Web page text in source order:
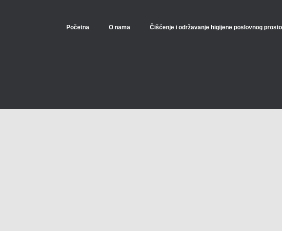
Početna O nama Čišćenje i održavanje higijene poslovnog